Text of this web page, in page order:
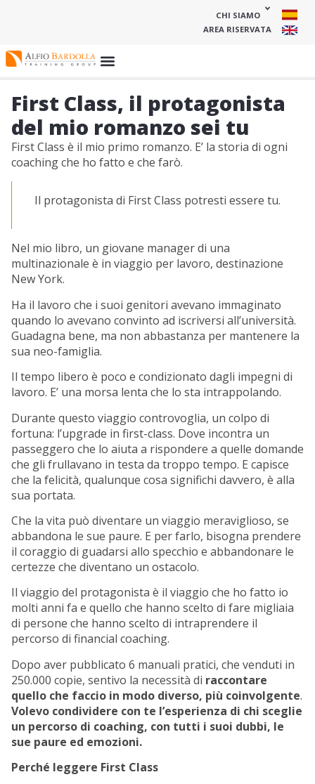
CHI SIAMO
AREA RISERVATA
First Class, il protagonista
del mio romanzo sei tu
First Class è il mio primo romanzo. E’ la storia di ogni
coaching che ho fatto e che farò.
Il protagonista di First Class potresti essere tu.
Nel mio libro, un giovane manager di una
multinazionale è in viaggio per lavoro, destinazione
New York.
Ha il lavoro che i suoi genitori avevano immaginato
quando lo avevano convinto ad iscriversi all’università.
Guadagna bene, ma non abbastanza per mantenere la
sua neo-famiglia.
Il tempo libero è poco e condizionato dagli impegni di
lavoro. E’ una morsa lenta che lo sta intrappolando.
Durante questo viaggio controvoglia, un colpo di
fortuna: l’upgrade in first-class. Dove incontra un
passeggero che lo aiuta a rispondere a quelle domande
che gli frullavano in testa da troppo tempo. E capisce
che la felicità, qualunque cosa significhi davvero, è alla
sua portata.
Che la vita può diventare un viaggio meraviglioso, se
abbandona le sue paure. E per farlo, bisogna prendere
il coraggio di guadarsi allo specchio e abbandonare le
certezze che diventano un ostacolo.
Il viaggio del protagonista è il viaggio che ho fatto io
molti anni fa e quello che hanno scelto di fare migliaia
di persone che hanno scelto di intraprendere il
percorso di financial coaching.
Dopo aver pubblicato 6 manuali pratici, che venduti in
250.000 copie, sentivo la necessità di raccontare
quello che faccio in modo diverso, più coinvolgente.
Volevo condividere con te l’esperienza di chi sceglie
un percorso di coaching, con tutti i suoi dubbi, le
sue paure ed emozioni.
Perché leggere First Class